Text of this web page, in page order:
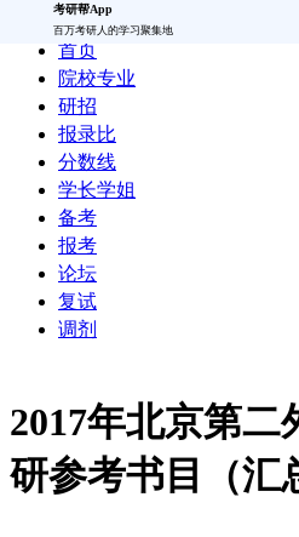
考研帮App
百万考研人的学习聚集地
首页
院校专业
研招
报录比
分数线
学长学姐
备考
报考
论坛
复试
调剂
2017年北京第二
研参考书目（汇